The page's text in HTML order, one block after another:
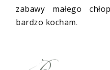
zabawy małego
bardzo kocham.